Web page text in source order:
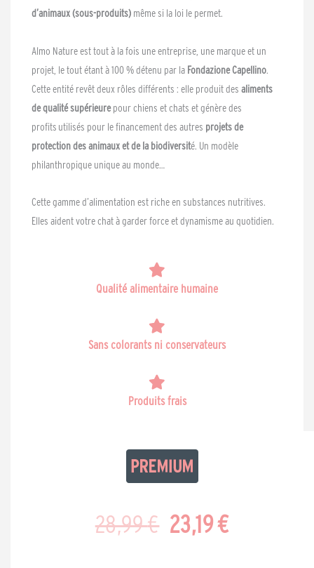
d’animaux (sous-produits) même si la loi le permet.
Almo Nature est tout à la fois une entreprise, une marque et un
projet, le tout étant à 100 % détenu par la Fondazione Capellino.
Cette entité revêt deux rôles différents : elle produit des aliments
de qualité supérieurepour chiens et chats et génère des
profits utilisés pour le financement des autres projets de
protection des animaux et de la biodiversité. Un modèle
philanthropique unique au monde…
Cette gamme d’alimentation est riche en substances nutritives.
Elles aident votre chat à garder force et dynamisme au quotidien.
Qualité alimentaire humaine
Sans colorants ni conservateurs
Produits frais
28,99€ Le
23,19€Le